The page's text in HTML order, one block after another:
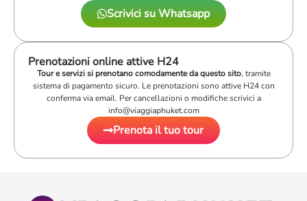
Scrivici su Whatsapp
Prenotazioni online attive H24
Tour e servizi si prenotano comodamente da questo sito, tramite
sistema di pagamento sicuro. Le prenotazioni sono attive H24 con
conferma via email. Per cancellazioni o modifiche scrivici a
info@viaggiaphuket.com
Prenota il tuo tour